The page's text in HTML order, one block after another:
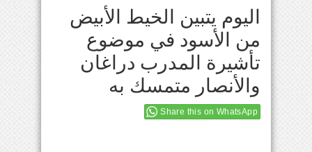
اليوم يتبين الخيط الأبيض
من الأسود في موضوع
تأشيرة المدرب دراغان
والأنصار متمسك به
Share this on WhatsApp